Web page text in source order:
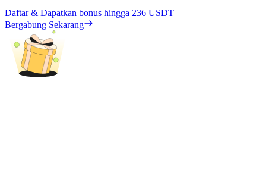
Daftar & Dapatkan bonus hingga 236 USDT
Bergabung Sekarang